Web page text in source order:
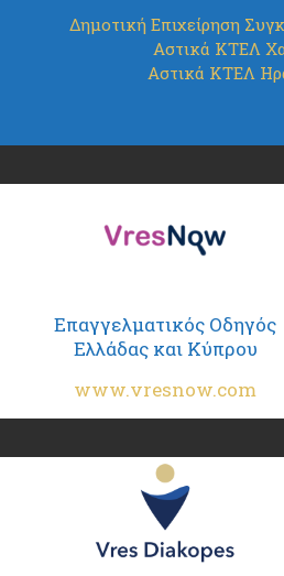
Δημοτική Επιχείρηση
Αστικά ΚΤΕΛ
Αστικά ΚΤΕΛ
Επαγγελματικός Οδηγός
Ελλάδας και Κύπρου
www.vresnow.com